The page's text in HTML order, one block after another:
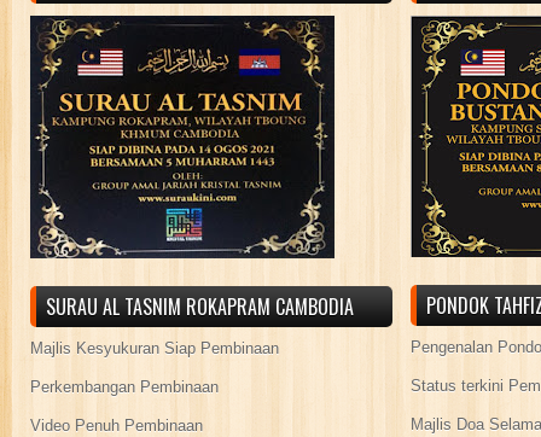
SURAU AL TASNIM ROKAPRAM CAMBODIA
Majlis Kesyukuran Siap Pembinaan
Perkembangan Pembinaan
Video Penuh Pembinaan
PONDOK
Pengenalan
Status terkini
Majlis Doa